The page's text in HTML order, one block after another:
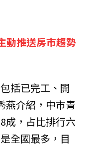
動推送房市趨勢
括已完工、開
燕介紹，中市青
成，占比排行六
全國最多，目